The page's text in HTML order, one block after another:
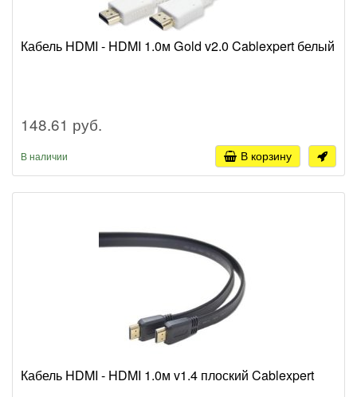
Кабель HDMI - HDMI 1.0м Gold v2.0 Cablexpert белый
148.61 руб.
В наличии В корзину
Кабель HDMI - HDMI 1.0м v1.4 плоский Cablexpert